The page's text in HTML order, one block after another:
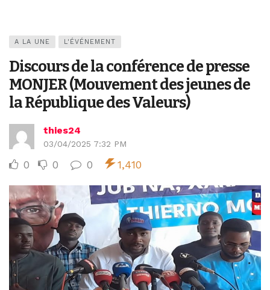
A LA UNE L'ÉVÉNEMENT
Discours de la conférence de presse
MONJER (Mouvement des jeunes de
la République des Valeurs)
thies24
03/04/2025 7:32 PM
0 0 0 1,410